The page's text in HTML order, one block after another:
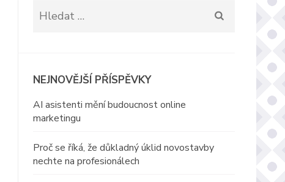
Vyhledávání
NEJNOVĚJŠÍ PŘÍSPĚVKY
AI asistenti mění budoucnost online
marketingu
Proč se říká, že důkladný úklid novostavby
nechte na profesionálech